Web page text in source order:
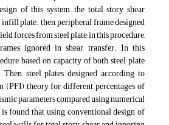
of this system, the total story shear
plate. then, peripheral frame designed
forces from steel plate in this procedure,
ignored in shear transfer. In this
based on capacity of both steel plate
steel plates designed according to
(PFI) theory for different percentages of
parameters compared using numerical
found that using conventional design of